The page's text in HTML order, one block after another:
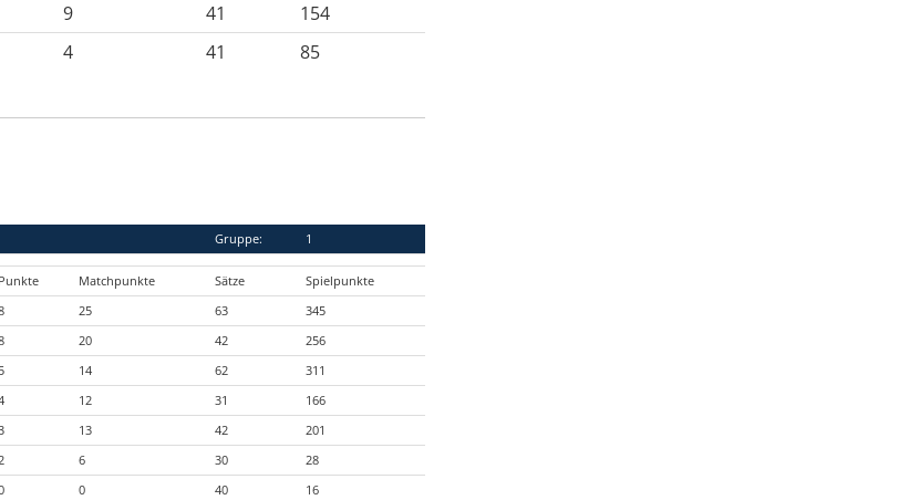
9 41
154
4 41
85
Gruppe: 1
Punkte Matchpunkte Sätze
Spielpunkte
25 63
345
20 42
256
14 62
311
12 31
166
13 42
201
6 30
28
0 40 16